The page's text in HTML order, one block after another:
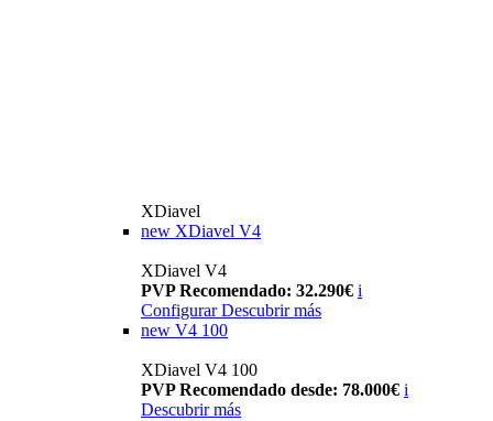
XDiavel
new XDiavel V4
XDiavel V4
PVP Recomendado: 32.290€ i
Configurar Descubrir más
new V4 100
XDiavel V4 100
PVP Recomendado desde: 78.000€ i
Descubrir más